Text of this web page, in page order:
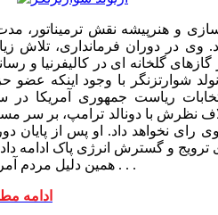
وی در دوران فرمانداری، تلاش
گلخانه ای در کالیفرنیا و
۱۹۹۰ نمود. آرنولد شوارتزنگر با وجود اینکه
ریاست جمهوری آمریکا در
نظرش با دونالد ترامپ، بر سر
نخواهد داد. او پس از پایان
ترویج و گسترش انرژی پاک ادامه
همین دلیل مردم آمریکا . . .
ادامه